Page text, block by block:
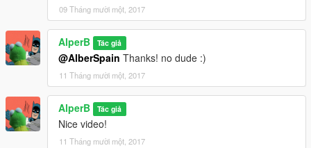
09 Tháng mười một, 2017
AlperB Tác giả
@AlberSpain Thanks! no dude :)
11 Tháng mười một, 2017
AlperB Tác giả
Nice video!
11 Tháng mười một, 2017